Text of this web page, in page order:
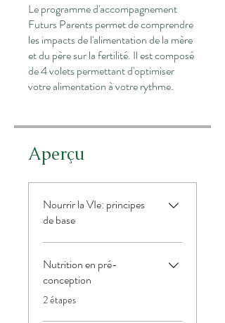
Le programme d'accompagnement
Futurs Parents permet de comprendre
les impacts de l'alimentation de la mère
et du père sur la fertilité. Il est composé
de 4 volets permettant d'optimiser
votre alimentation à votre rythme.
Aperçu
Nourrir la VIe: principes
de base
Nutrition en pré-
conception
.
2 étapes